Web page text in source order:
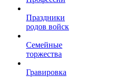
Праздники
родов войск
Семейные
торжества
Гравировка